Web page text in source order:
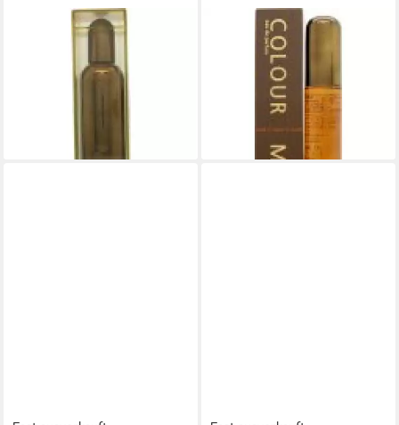
MILTON LLOYD
Colour Me Oud Eau de
MILTON LLOYD
Eau de Parfum Milton Lloyd
Colour Me Oud Eau de
Parfum Spray
lieferbar in 3 Wochen